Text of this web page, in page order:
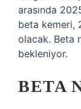
arasında
beta kemeri,
olacak. Beta
bekleniyor.
BETA